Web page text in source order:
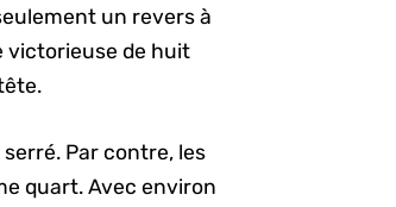
un revers à
victorieuse de huit
Par contre, les
quart. Avec environ